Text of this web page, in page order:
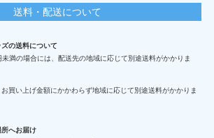
送料・配送について
の送料について
満の場合には、配送先の地域に応じて別途送料がかかりま
買い上げ金額にかかわらず地域に応じて別途送料がかかりま
へお届け